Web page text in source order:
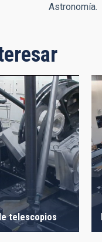
Astronomía.
telescopios